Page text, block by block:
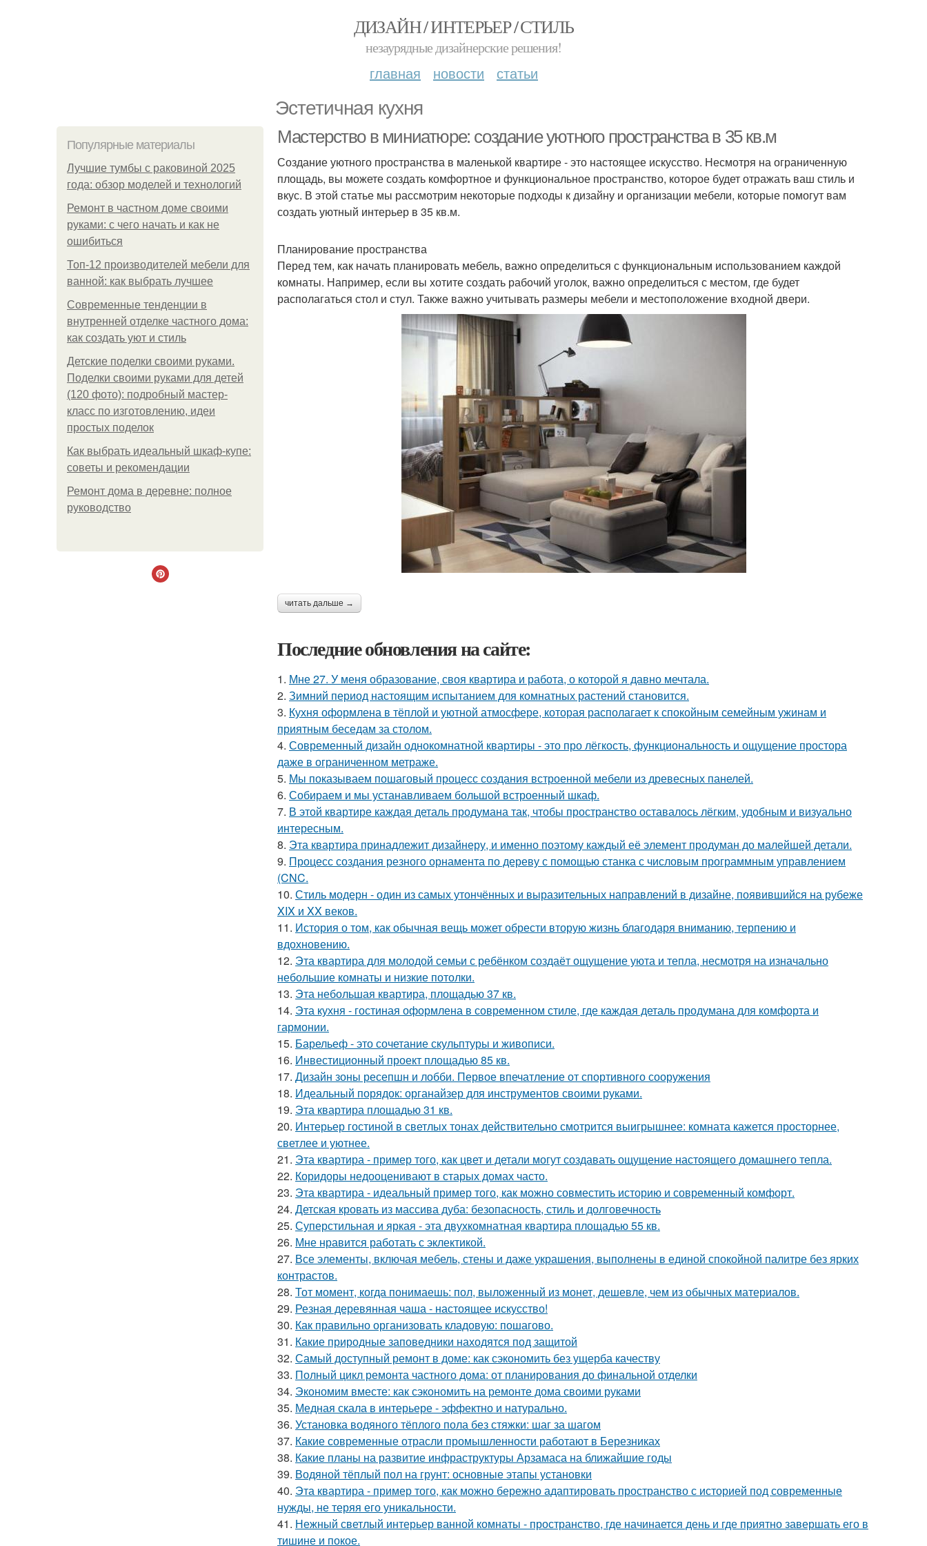
ДИЗАЙН / ИНТЕРЬЕР / СТИЛЬ
незаурядные дизайнерские решения!
главная новости статьи
Эстетичная кухня
Популярные материалы
Лучшие тумбы с раковиной 2025
года: обзор моделей и технологий
Ремонт в частном доме своими
руками: с чего начать и как не
ошибиться
Топ-12 производителей мебели для
ванной: как выбрать лучшее
Современные тенденции в
внутренней отделке частного дома:
как создать уют и стиль
Детские поделки своими руками.
Поделки своими руками для детей
(120 фото): подробный мастер-
класс по изготовлению, идеи
простых поделок
Как выбрать идеальный шкаф-купе:
советы и рекомендации
Ремонт дома в деревне: полное
руководство
Мастерство в миниатюре: создание уютного пространства в 35 кв.м
Создание уютного пространства в маленькой квартире - это настоящее искусство. Несмотря на ограниченную
площадь, вы можете создать комфортное и функциональное пространство, которое будет отражать ваш стиль и
вкус. В этой статье мы рассмотрим некоторые подходы к дизайну и организации мебели, которые помогут вам
создать уютный интерьер в 35 кв.м.
Планирование пространства
Перед тем, как начать планировать мебель, важно определиться с функциональным использованием каждой
комнаты. Например, если вы хотите создать рабочий уголок, важно определиться с местом, где будет
располагаться стол и стул. Также важно учитывать размеры мебели и местоположение входной двери.
читать дальше →
Последние обновления на сайте:
1. Мне 27. У меня образование, своя квартира и работа, о которой я давно мечтала.
2. Зимний период настоящим испытанием для комнатных растений становится.
3. Кухня оформлена в тёплой и уютной атмосфере, которая располагает к спокойным семейным ужинам и
приятным беседам за столом.
4. Современный дизайн однокомнатной квартиры - это про лёгкость, функциональность и ощущение простора
даже в ограниченном метраже.
5. Мы показываем пошаговый процесс создания встроенной мебели из древесных панелей.
6. Собираем и мы устанавливаем большой встроенный шкаф.
7. В этой квартире каждая деталь продумана так, чтобы пространство оставалось лёгким, удобным и визуально
интересным.
8. Эта квартира принадлежит дизайнеру, и именно поэтому каждый её элемент продуман до малейшей детали.
9. Процесс создания резного орнамента по дереву с помощью станка с числовым программным управлением
(CNC.
10. Стиль модерн - один из самых утончённых и выразительных направлений в дизайне, появившийся на рубеже
XIX и XX веков.
11. История о том, как обычная вещь может обрести вторую жизнь благодаря вниманию, терпению и
вдохновению.
12. Эта квартира для молодой семьи с ребёнком создаёт ощущение уюта и тепла, несмотря на изначально
небольшие комнаты и низкие потолки.
13. Эта небольшая квартира, площадью 37 кв.
14. Эта кухня - гостиная оформлена в современном стиле, где каждая деталь продумана для комфорта и
гармонии.
15. Барельеф - это сочетание скульптуры и живописи.
16. Инвестиционный проект площадью 85 кв.
17. Дизайн зоны ресепшн и лобби. Первое впечатление от спортивного сооружения
18. Идеальный порядок: органайзер для инструментов своими руками.
19. Эта квартира площадью 31 кв.
20. Интерьер гостиной в светлых тонах действительно смотрится выигрышнее: комната кажется просторнее,
светлее и уютнее.
21. Эта квартира - пример того, как цвет и детали могут создавать ощущение настоящего домашнего тепла.
22. Коридоры недооценивают в старых домах часто.
23. Эта квартира - идеальный пример того, как можно совместить историю и современный комфорт.
24. Детская кровать из массива дуба: безопасность, стиль и долговечность
25. Суперстильная и яркая - эта двухкомнатная квартира площадью 55 кв.
26. Мне нравится работать с эклектикой.
27. Все элементы, включая мебель, стены и даже украшения, выполнены в единой спокойной палитре без ярких
контрастов.
28. Тот момент, когда понимаешь: пол, выложенный из монет, дешевле, чем из обычных материалов.
29. Резная деревянная чаша - настоящее искусство!
30. Как правильно организовать кладовую: пошагово.
31. Какие природные заповедники находятся под защитой
32. Самый доступный ремонт в доме: как сэкономить без ущерба качеству
33. Полный цикл ремонта частного дома: от планирования до финальной отделки
34. Экономим вместе: как сэкономить на ремонте дома своими руками
35. Медная скала в интерьере - эффектно и натурально.
36. Установка водяного тёплого пола без стяжки: шаг за шагом
37. Какие современные отрасли промышленности работают в Березниках
38. Какие планы на развитие инфраструктуры Арзамаса на ближайшие годы
39. Водяной тёплый пол на грунт: основные этапы установки
40. Эта квартира - пример того, как можно бережно адаптировать пространство с историей под современные
нужды, не теряя его уникальности.
41. Нежный светлый интерьер ванной комнаты - пространство, где начинается день и где приятно завершать его в
тишине и покое.